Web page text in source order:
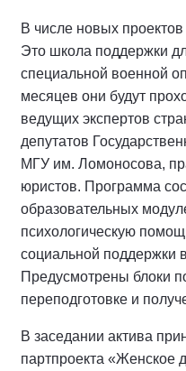
В числе новых
Это школа поддержки
специальной военной
месяцев они будут
ведущих экспертов
депутатов
МГУ им. Ломоносова,
юристов. Программа
образовательных
психологическую
социальной поддержки
Предусмотрены блоки
переподготовке и
В заседании актива
партпроекта «Женское